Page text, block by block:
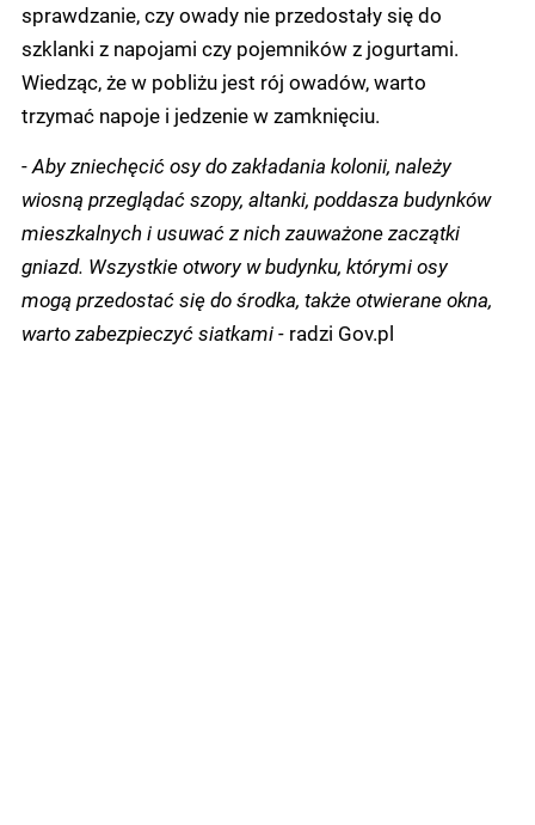
sprawdzanie, czy owady nie przedostały się do
szklanki z napojami czy pojemników z jogurtami.
Wiedząc, że w pobliżu jest rój owadów, warto
trzymać napoje i jedzenie w zamknięciu.
-Aby zniechęcić osy do zakładania kolonii, należy
wiosną przeglądać szopy, altanki, poddasza budynków
mieszkalnych i usuwać z nich zauważone zaczątki
gniazd. Wszystkie otwory w budynku, którymi osy
mogą przedostać się do środka, także otwierane okna,
warto zabezpieczyć siatkami - radzi Gov.pl